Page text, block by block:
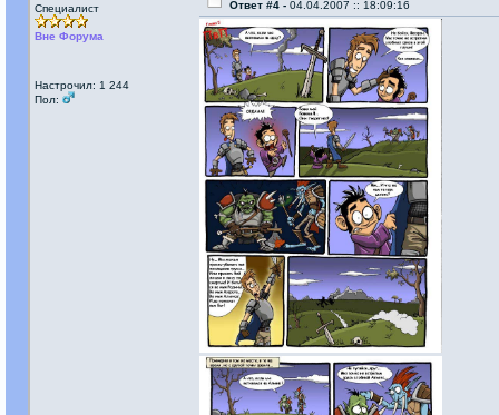
Специалист
Вне Форума
Настрочил: 1 244
Пол:
Ответ #4 - 04.04.2007 :: 18:09:16